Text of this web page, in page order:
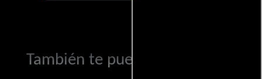
También te puede interesar...